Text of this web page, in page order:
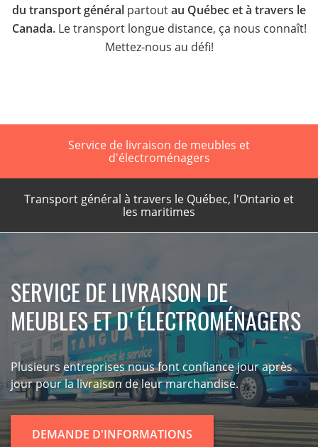
du transport général partoutau Québec et à travers le
Canada.Le transport longue distance, ça nous connaît!
Mettez-nous au défi!
Service de livraison de meubles et
d'électroménagers
Transport général à travers le Québec, l'Ontario et
les maritimes
SERVICE DE LIVRAISON DE
MEUBLES ET D'ÉLECTROMÉNAGERS
Plusieurs entreprises nous font confiance jour après
jour pour la livraison de leur marchandise.
DEMANDE D'INFORMATIONS